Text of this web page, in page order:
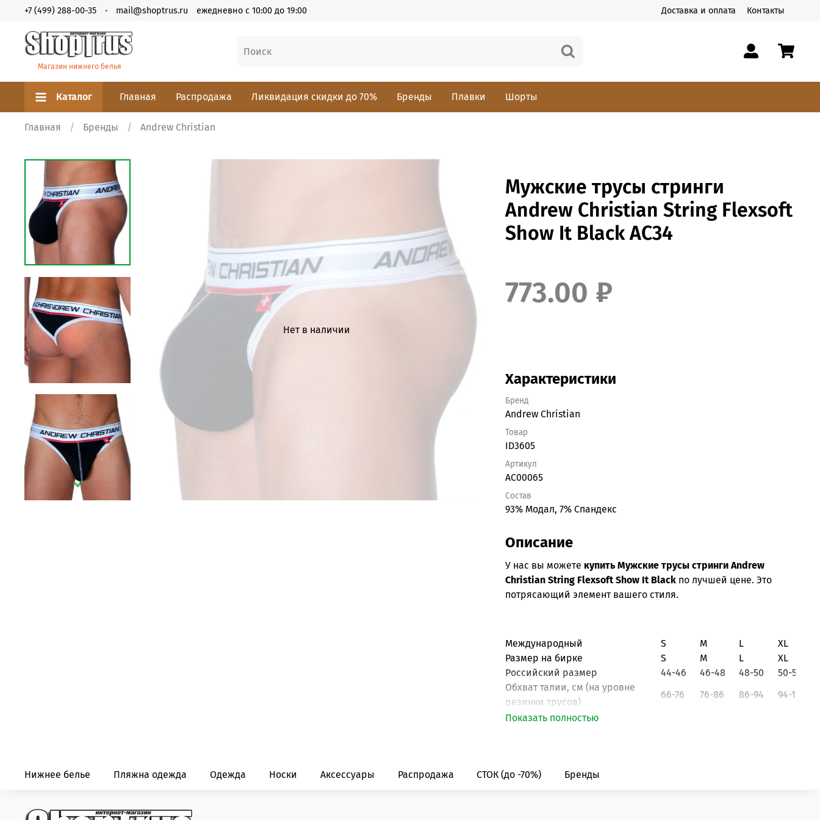
Доставка и оплата Контакты
+7 (499) 288-00-35 mail@shoptrus.ru ежедневно с 10:00 до 19:00
Магазин нижнего белья
Каталог Главная Распродажа Ликвидация скидки до 70% Бренды Плавки Шорты
Главная Бренды Andrew Christian
Нет в наличии
Мужские трусы стринги
Andrew Christian String Flexsoft
Show It Black AC34
773.00 ₽
Характеристики
Бренд
Andrew Christian
Товар
ID3605
Артикул
AC00065
Состав
93% Модал, 7% Спандекс
Описание
У нас вы можете купить Мужские трусы стринги Andrew
Christian String Flexsoft Show It Black по лучшей цене. Это
потрясающий элемент вашего стиля.
Международный S M L
XL
Размер на бирке
S M L
XL
Российский размер
44-46 46-48 48-50
50-52
Обхват талии, см(на уровне
резинки трусов)
66-76 76-86 86-94
94-102
Показать полностью
Нижнее белье Пляжна одежда Одежда Носки Аксессуары Распродажа СТОК (до -70%) Бренды